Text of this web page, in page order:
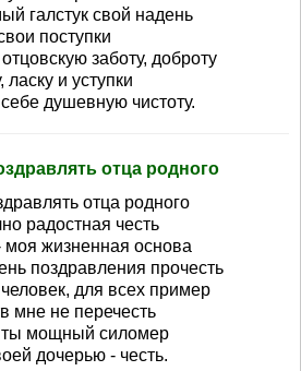
галстук свой надень
поступки
заботу, доброту
и уступки
душевную чистоту.
отца родного
отца родного
радостная честь
моя жизненная основа
поздравления прочесть
для всех пример
мне не перечесть
ты мощный силомер
дочерью - честь.